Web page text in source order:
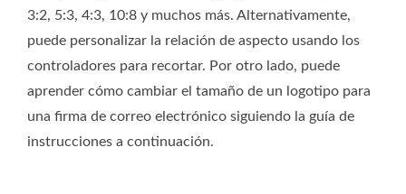
3:2, 5:3, 4:3, 10:8 y muchos más. Alternativamente,
puede personalizar la relación de aspecto usando los
controladores para recortar. Por otro lado, puede
aprender cómo cambiar el tamaño de un logotipo para
una firma de correo electrónico siguiendo la guía de
instrucciones a continuación.